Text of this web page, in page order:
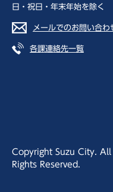
日・祝日・年末年始を除く
メールでのお問い合わ
各課連絡先一覧
Copyright Suzu City. All
Rights Reserved.